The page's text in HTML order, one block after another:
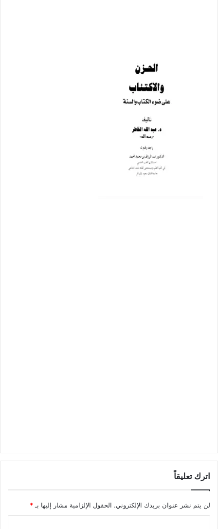
اترك تعليقاً
لن يتم نشر عنوان بريدك الإلكتروني. الحقول الإلزامية مشار إليها بـ *